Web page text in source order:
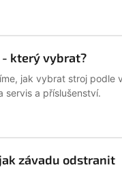
který vybrat?
jak vybrat stroj podle
servis a příslušenství.
závadu odstranit